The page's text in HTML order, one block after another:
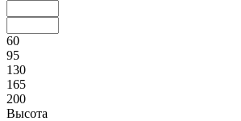
60
95
130
165
200
Высота